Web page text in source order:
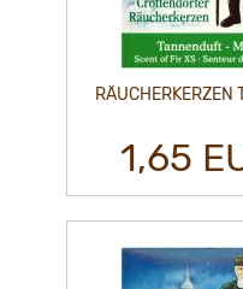
RÄUCHERKERZEN
1,65